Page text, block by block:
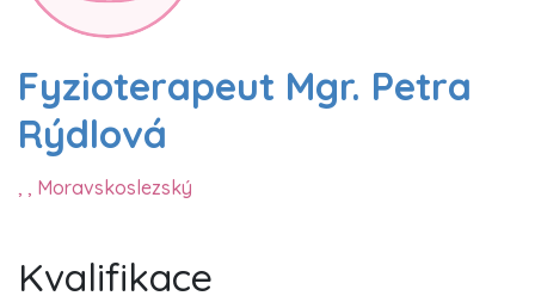
Fyzioterapeut Mgr. Petra
Rýdlová
, , Moravskoslezský
Kvalifikace